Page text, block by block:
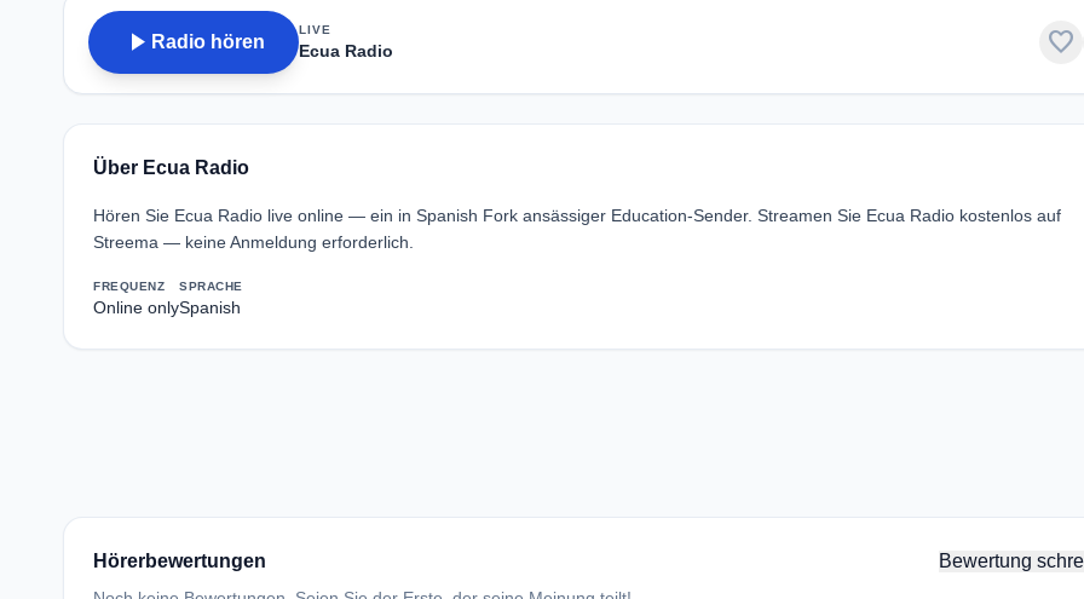
play_arrow Radio hören
LIVE
Ecua Radio favorite
Über Ecua Radio
Hören Sie Ecua Radio live online — ein in Spanish Fork ansässiger Education-Sender. Streamen Sie Ecua Radio kostenlos auf
Streema — keine Anmeldung erforderlich.
FREQUENZ
Online only
SPRACHE
Spanish
Hörerbewertungen Bewertung